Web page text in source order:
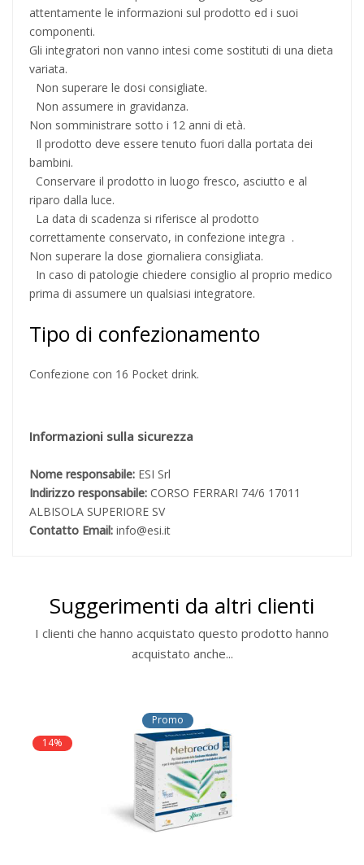
attentamente le informazioni sul prodotto ed i suoi
componenti.
Gli integratori non vanno intesi come sostituti di una dieta
variata.
Non superare le dosi consigliate.
Non assumere in gravidanza.
Non somministrare sotto i 12 anni di età.
Il prodotto deve essere tenuto fuori dalla portata dei
bambini.
Conservare il prodotto in luogo fresco, asciutto e al
riparo dalla luce.
La data di scadenza si riferisce al prodotto
correttamente conservato, in confezione integra .
Non superare la dose giornaliera consigliata.
In caso di patologie chiedere consiglio al proprio medico
prima di assumere un qualsiasi integratore.
Tipo di confezionamento
Confezione con 16 Pocket drink.
Informazioni sulla sicurezza
Nome responsabile: ESI Srl
Indirizzo responsabile: CORSO FERRARI 74/6 17011
ALBISOLA SUPERIORE SV
Contatto Email: info@esi.it
Suggerimenti da altri clienti
I clienti che hanno acquistato questo prodotto hanno
acquistato anche...
Promo
14%